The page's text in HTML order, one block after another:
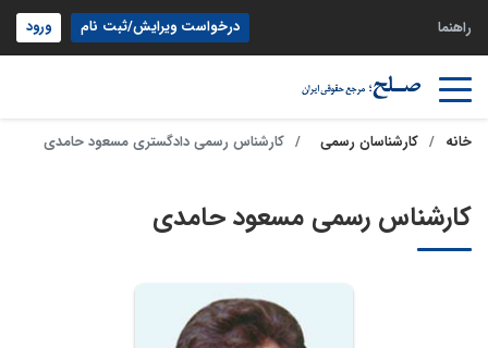
راهنما درخواست ویرایش/ثبت نام ورود
خانه کارشناسان رسمی کارشناس رسمی دادگستری مسعود حامدی
کارشناس رسمی مسعود حامدی